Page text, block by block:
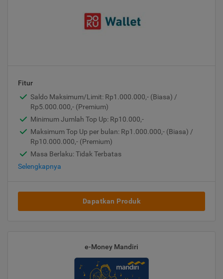
Fitur
Saldo Maksimum/Limit: Rp1.000.000,- (Biasa) /
Rp5.000.000,- (Premium)
Minimum Jumlah Top Up: Rp10.000,-
Maksimum Top Up per bulan: Rp1.000.000,- (Biasa) /
Rp10.000.000,- (Premium)
Masa Berlaku: Tidak Terbatas
Selengkapnya
Dapatkan Produk
e-Money Mandiri